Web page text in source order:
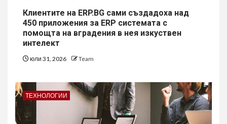
Клиентите на ERP.BG сами създадоха над
450 приложения за ERP системата с
помощта на вградения в нея изкуствен
интелект
юли 31, 2026 Team
ТЕХНОЛОГИИ